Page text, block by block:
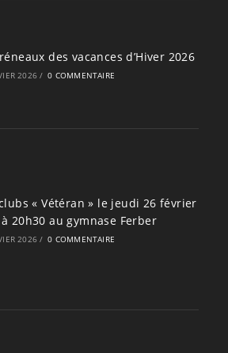
des vacances d’Hiver 2026
2026 / 0 COMMENTAIRE
« Vétéran » le jeudi 26 février
20h30 au gymnase Ferber
2026 / 0 COMMENTAIRE